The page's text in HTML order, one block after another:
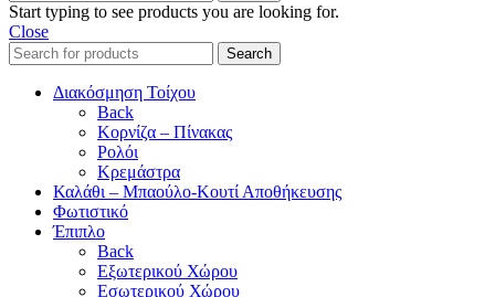
Start typing to see products you are looking for.
Close
Search
Διακόσμηση Τοίχου
Back
Κορνίζα – Πίνακας
Ρολόι
Κρεμάστρα
Καλάθι – Μπαούλο-Κουτί Αποθήκευσης
Φωτιστικό
Έπιπλο
Back
Εξωτερικού Χώρου
Εσωτερικού Χώρου